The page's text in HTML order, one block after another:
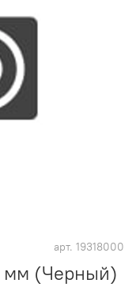
арт. 19318000
мм (Черный)